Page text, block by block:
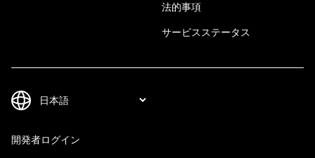
法的事項
サービスステータス
開発者ログイン